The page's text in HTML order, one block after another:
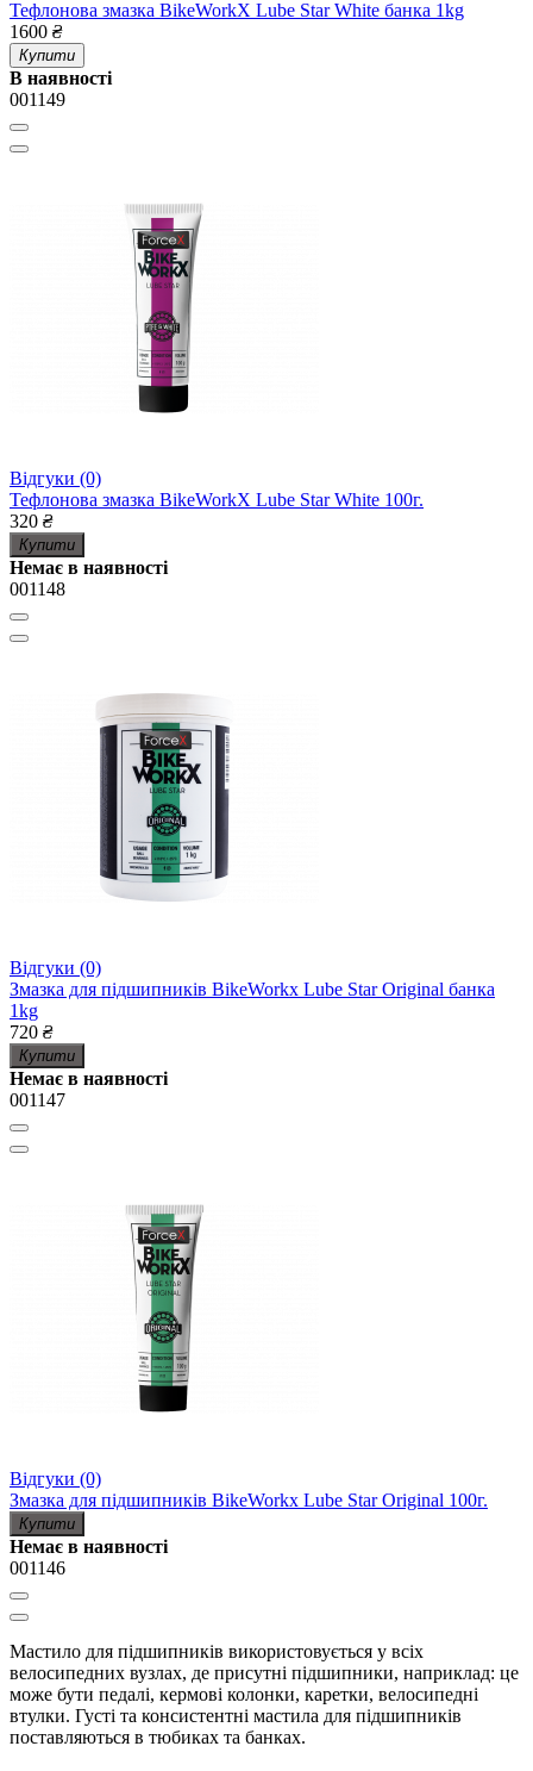
Тефлонова змазка BikeWorkX Lube Star White банка 1kg
1600 ₴
Купити
В наявності
001149
Відгуки (0)
Тефлонова змазка BikeWorkX Lube Star White 100г.
320 ₴
Купити
Немає в наявності
001148
Відгуки (0)
Змазка для підшипників BikeWorkx Lube Star Original банка
1kg
720 ₴
Купити
Немає в наявності
001147
Відгуки (0)
Змазка для підшипників BikeWorkx Lube Star Original 100г.
Купити
Немає в наявності
001146
Мастило для підшипників використовується у всіх
велосипедних вузлах, де присутні підшипники, наприклад: це
може бути педалі, кермові колонки, каретки, велосипедні
втулки. Густі та консистентні мастила для підшипників
поставляються в тюбиках та банках.